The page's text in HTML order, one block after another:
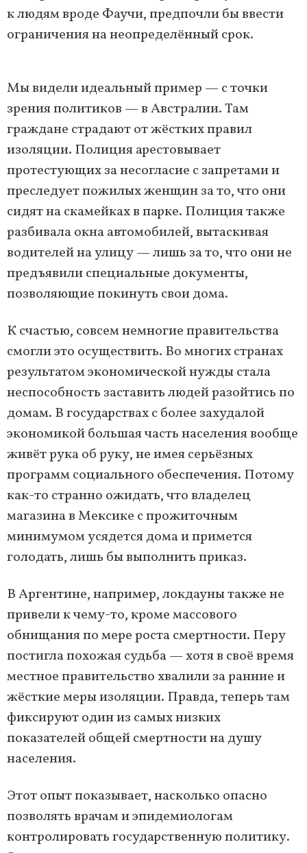
к людям вроде Фаучи, предпочли бы ввести
ограничения на неопределённый срок.
Мы видели идеальный пример — с точки
зрения политиков — в Австралии. Там
граждане страдают от жёстких правил
изоляции. Полиция арестовывает
протестующих за несогласие с запретами и
преследует пожилых женщин за то, что они
сидят на скамейках в парке. Полиция также
разбивала окна автомобилей, вытаскивая
водителей на улицу — лишь за то, что они не
предъявили специальные документы,
позволяющие покинуть свои дома.
К счастью, совсем немногие правительства
смогли это осуществить. Во многих странах
результатом экономической нужды стала
неспособность заставить людей разойтись по
домам. В государствах с более захудалой
экономикой большая часть населения вообще
живёт рука об руку, не имея серьёзных
программ социального обеспечения. Потому
как-то странно ожидать, что владелец
магазина в Мексике с прожиточным
минимумом усядется дома и примется
голодать, лишь бы выполнить приказ.
В Аргентине, например, локдауны также не
привели к чему-то, кроме массового
обнищания по мере роста смертности. Перу
постигла похожая судьба — хотя в своё время
местное правительство хвалили за ранние и
жёсткие меры изоляции. Правда, теперь там
фиксируют один из самых низких
показателей общей смертности на душу
населения.
Этот опыт показывает, насколько опасно
позволять врачам и эпидемиологам
контролировать государственную политику.